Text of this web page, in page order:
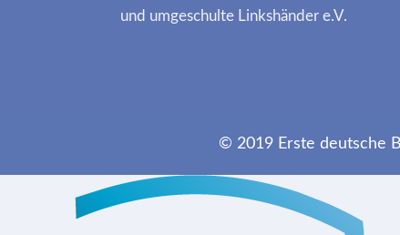
und umgeschulte Linkshänder e.V.
© 2019 Erste deutsche